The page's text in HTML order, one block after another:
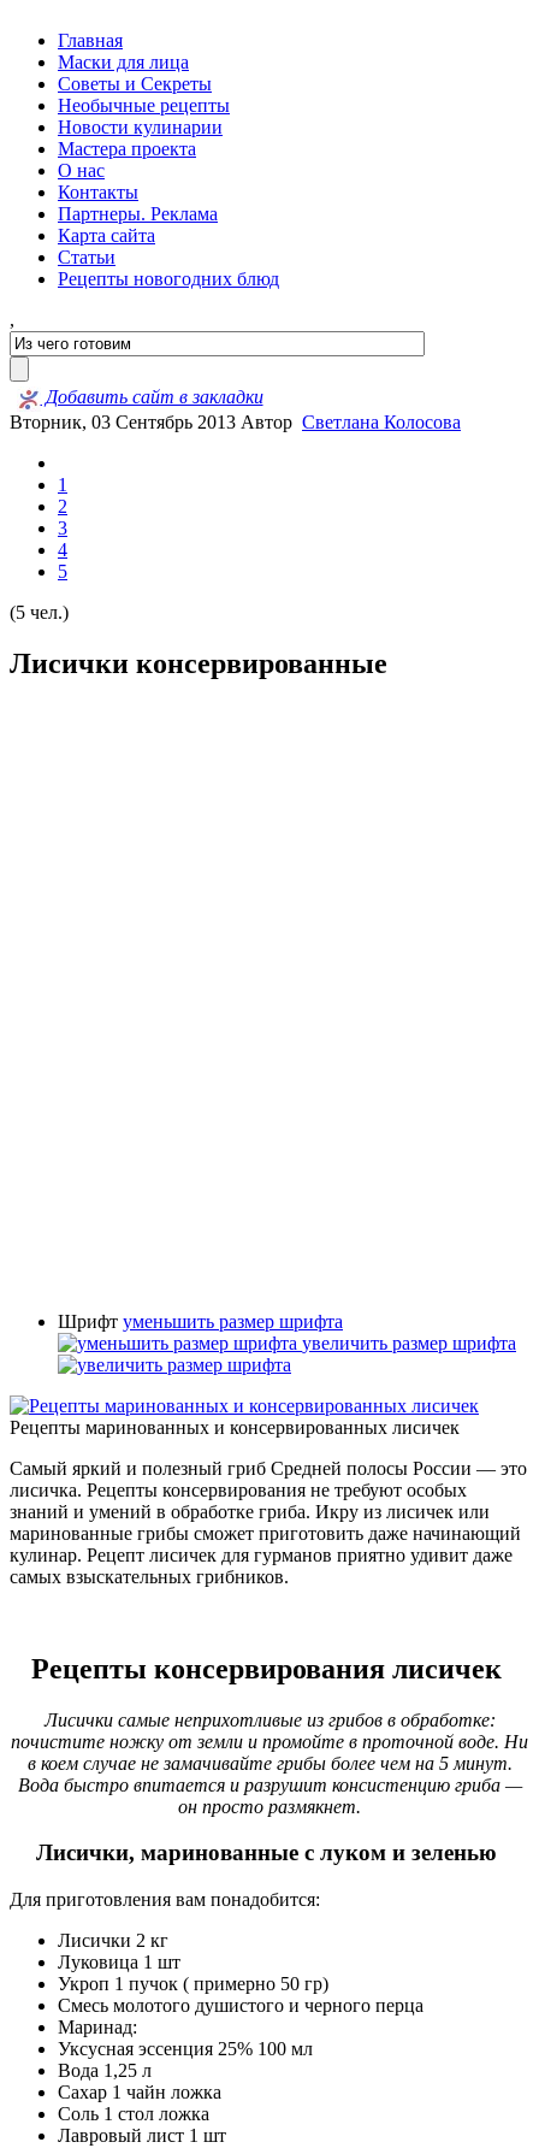
Главная
Маски для лица
Советы и Секреты
Необычные рецепты
Новости кулинарии
Мастера проекта
О нас
Контакты
Партнеры. Реклама
Карта сайта
Статьи
Рецепты новогодних блюд
,
Добавить сайт в закладки
Вторник, 03 Сентябрь 2013 Автор Светлана Колосова
1
2
3
4
5
(5 чел.)
Лисички консервированные
Шрифт уменьшить размер шрифта
увеличить размер шрифта
Рецепты маринованных и консервированных лисичек
Самый яркий и полезный гриб Средней полосы России — это
лисичка. Рецепты консервирования не требуют особых
знаний и умений в обработке гриба. Икру из лисичек или
маринованные грибы сможет приготовить даже начинающий
кулинар. Рецепт лисичек для гурманов приятно удивит даже
самых взыскательных грибников.
Рецепты консервирования лисичек
Лисички самые неприхотливые из грибов в обработке:
почистите ножку от земли и промойте в проточной воде. Ни
в коем случае не замачивайте грибы более чем на 5 минут.
Вода быстро впитается и разрушит консистенцию гриба —
он просто размякнет.
Лисички, маринованные с луком и зеленью
Для приготовления вам понадобится:
Лисички 2 кг
Луковица 1 шт
Укроп 1 пучок ( примерно 50 гр)
Смесь молотого душистого и черного перца
Маринад:
Уксусная эссенция 25% 100 мл
Вода 1,25 л
Сахар 1 чайн ложка
Соль 1 стол ложка
Лавровый лист 1 шт